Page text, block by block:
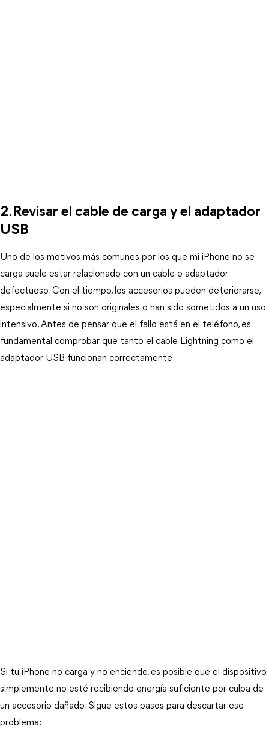
2.Revisar el cable de carga y el adaptador
USB
Uno de los motivos más comunes por los que mi iPhone no se
carga suele estar relacionado con un cable o adaptador
defectuoso. Con el tiempo, los accesorios pueden deteriorarse,
especialmente si no son originales o han sido sometidos a un uso
intensivo. Antes de pensar que el fallo está en el teléfono, es
fundamental comprobar que tanto el cable Lightning como el
adaptador USB funcionan correctamente.
Si tu iPhone no carga y no enciende, es posible que el dispositivo
simplemente no esté recibiendo energía suficiente por culpa de
un accesorio dañado. Sigue estos pasos para descartar ese
problema: